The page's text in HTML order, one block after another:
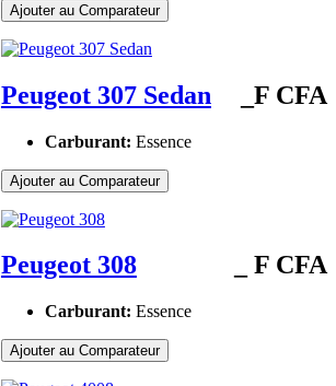
Ajouter au Comparateur
Peugeot 307 Sedan _F CFA
Carburant: Essence
Ajouter au Comparateur
Peugeot 308 _ F CFA
Carburant: Essence
Ajouter au Comparateur